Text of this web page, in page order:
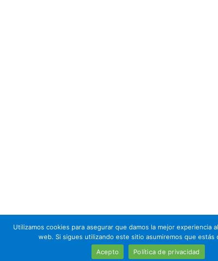
Utilizamos cookies para asegurar que damos la mejor experiencia
web. Si sigues utilizando este sitio asumiremos que estás
Acepto
Política de privacidad